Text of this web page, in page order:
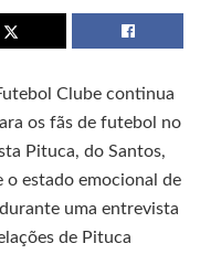
Clube continua
os fãs de futebol no
Pituca, do Santos,
estado emocional de
uma entrevista
de Pituca